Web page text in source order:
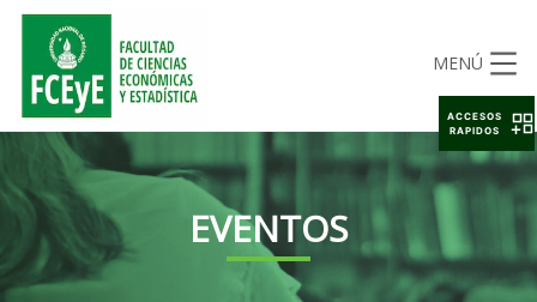
MENÚ
EVENTOS
ACCESOS
RAPIDOS